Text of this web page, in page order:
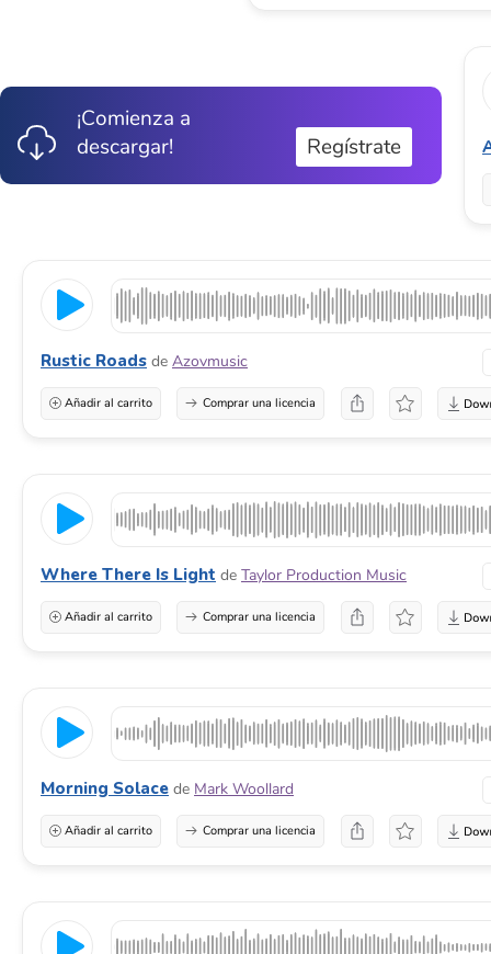
¡Comienza a
descargar!
Regístrate
Rustic Roads de Azovmusic
Añadir al carrito Comprar una licencia
Where There Is Light de Taylor Production Music
Añadir al carrito Comprar una licencia
Morning Solace de Mark Woollard
Añadir al carrito Comprar una licencia